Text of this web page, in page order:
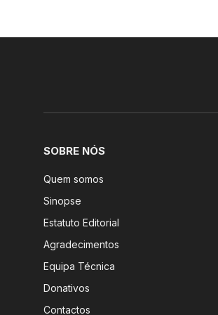
SOBRE NÓS
Quem somos
Sinopse
Estatuto Editorial
Agradecimentos
Equipa Técnica
Donativos
Contactos